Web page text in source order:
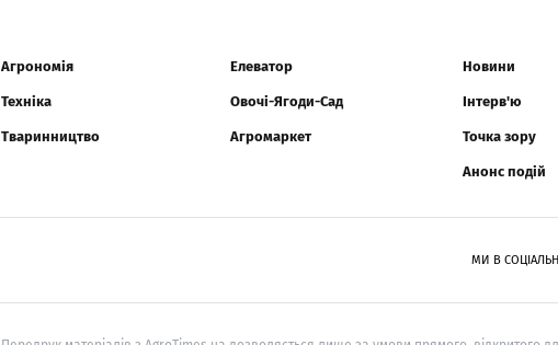
Агрономія
Техніка
Тваринництво
Елеватор
Овочі-Ягоди-Сад
Агромаркет
Новини
Інтерв'ю
Точка зору
Анонс подій
МИ В